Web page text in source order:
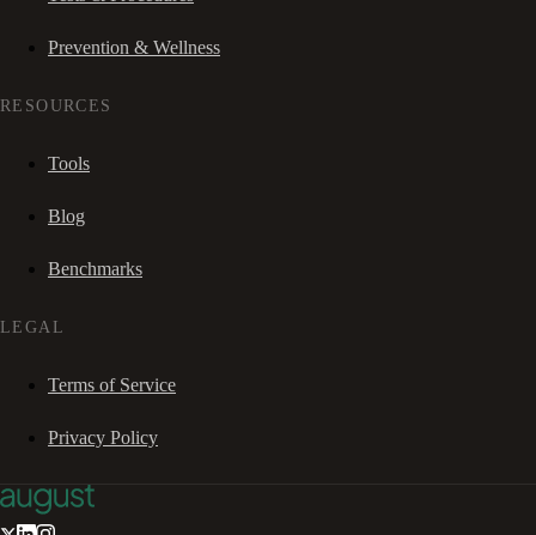
Prevention & Wellness
RESOURCES
Tools
Blog
Benchmarks
LEGAL
Terms of Service
Privacy Policy